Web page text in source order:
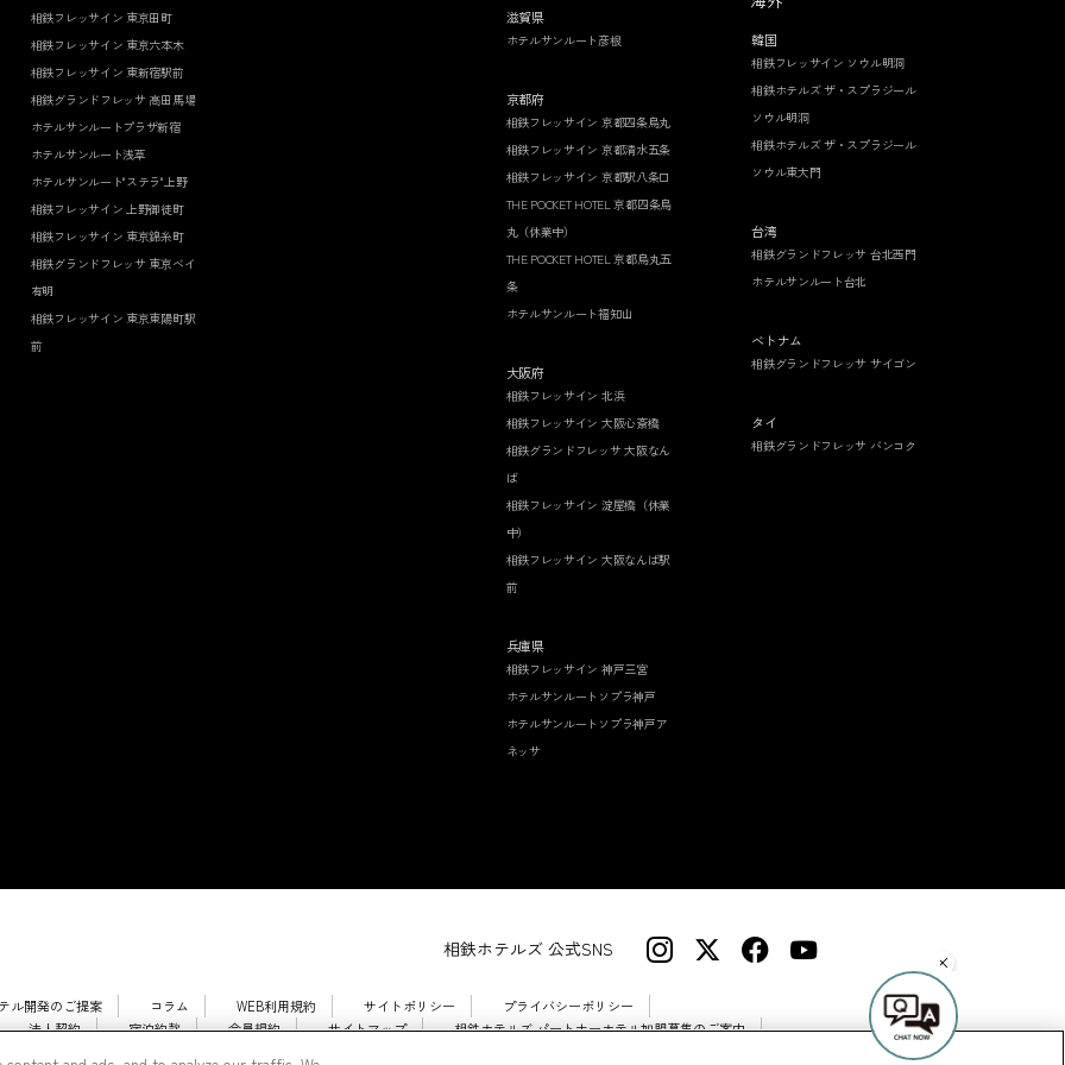
相鉄フレッサイン 東京田町
相鉄フレッサイン 東京六本木
相鉄フレッサイン 東新宿駅前
相鉄グランドフレッサ 高田馬場
ホテルサンルートプラザ新宿
ホテルサンルート浅草
ホテルサンルート"ステラ"上野
相鉄フレッサイン 上野御徒町
相鉄フレッサイン 東京錦糸町
相鉄グランドフレッサ 東京ベイ
有明
相鉄フレッサイン 東京東陽町駅
前
滋賀県
ホテルサンルート彦根
京都府
相鉄フレッサイン 京都四条烏丸
相鉄フレッサイン 京都清水五条
相鉄フレッサイン 京都駅八条口
THE POCKET HOTEL 京都四条烏
丸（休業中）
THE POCKET HOTEL 京都烏丸五
条
ホテルサンルート福知山
大阪府
相鉄フレッサイン 北浜
相鉄フレッサイン 大阪心斎橋
相鉄グランドフレッサ 大阪なん
ば
相鉄フレッサイン 淀屋橋（休業
中）
相鉄フレッサイン 大阪なんば駅
前
兵庫県
相鉄フレッサイン 神戸三宮
ホテルサンルートソプラ神戸
ホテルサンルートソプラ神戸ア
ネッサ
韓国
相鉄フレッサイン ソウル明洞
相鉄ホテルズ ザ・スプラジール
ソウル明洞
相鉄ホテルズ ザ・スプラジール
ソウル東大門
台湾
相鉄グランドフレッサ 台北西門
ホテルサンルート台北
ベトナム
相鉄グランドフレッサ サイゴン
タイ
相鉄グランドフレッサ バンコク
相鉄ホテルズ 公式SNS
ル開発のご提案 コラム WEB利用規約 サイトポリシー
プライバシーポリシー
法人契約 宿泊約款 会員規約 サイトマップ
相鉄ホテルズ パートナーホテル加盟募集のご案内